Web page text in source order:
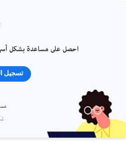
احصل على مساعدة بشكل
تسجيل
إنشاء حساب ›